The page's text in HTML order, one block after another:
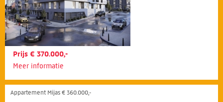
Prijs € 370.000,-
Meer informatie
Appartement Mijas € 360.000,-